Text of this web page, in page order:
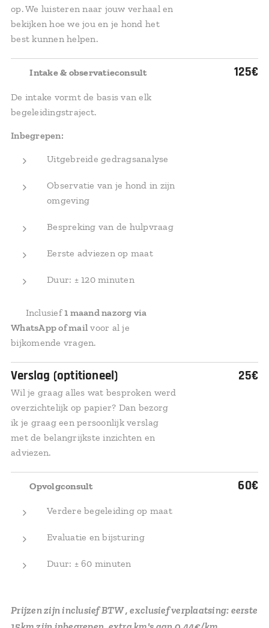
op. We luisteren naar jouw verhaal en
bekijken hoe we jou en je hond het
best kunnen helpen.
✅Intake & observatieconsult
De intake vormt de basis van elk
begeleidingstraject.
Inbegrepen:
Uitgebreide gedragsanalyse
Observatie van je hond in zijn
omgeving
Bespreking van de hulpvraag
Eerste adviezen op maat
Duur: ± 120 minuten
✔ Inclusief1 maand nazorg via
WhatsApp of mail voor al je
bijkomende vragen.
125€
Verslag (optitioneel)
Wil je graag alles wat besproken werd
overzichtelijk op papier? Dan bezorg
ik je graag een persoonlijk verslag
met de belangrijkste inzichten en
adviezen.
25€
✅Opvolgconsult
Verdere begeleiding op maat
Evaluatie en bijsturing
Duur: ± 60 minuten
60€
Prijzen zijn inclusief BTW , exclusief verplaatsing: eerste